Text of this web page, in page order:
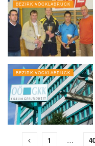
BEZIRK VÖCKLABRUCK
BEZIRK VÖCKLABRUCK
1 …